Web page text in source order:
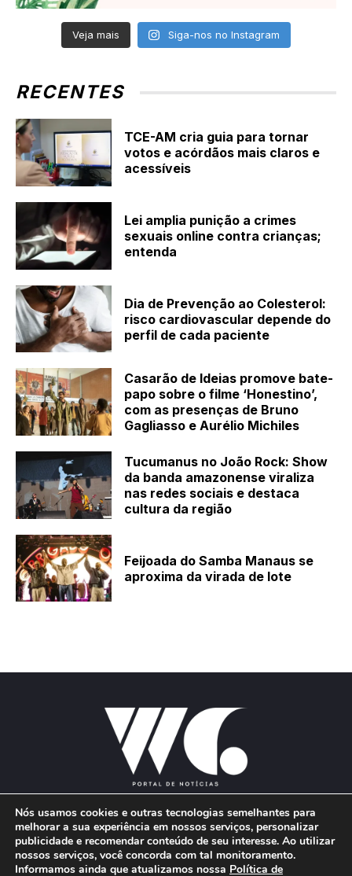
Veja mais Siga-nos no Instagram
RECENTES
TCE-AM cria guia para tornar
votos e acórdãos mais claros e
acessíveis
Lei amplia punição a crimes
sexuais online contra crianças;
entenda
Dia de Prevenção ao Colesterol:
risco cardiovascular depende do
perfil de cada paciente
Casarão de Ideias promove bate-
papo sobre o filme ‘Honestino’,
com as presenças de Bruno
Gagliasso e Aurélio Michiles
Tucumanus no João Rock: Show
da banda amazonense viraliza
nas redes sociais e destaca
cultura da região
Feijoada do Samba Manaus se
aproxima da virada de lote
E-mail: wgproducoes2018@gmail.com
Nós usamos cookies e outras tecnologias semelhantes para
melhorar a sua experiência em nossos serviços, personalizar
publicidade e recomendar conteúdo de seu interesse. Ao utilizar
nossos serviços, você concorda com tal monitoramento.
Informamos ainda que atualizamos nossa Política de